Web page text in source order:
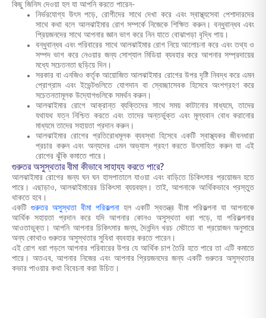
কিছু জিনিস দেওয়া হল যা আপনি করতে পারেন-
নির্ভরযোগ্য উৎস পড়ে, রোগীদের সাথে দেখা করে এবং স্বাস্থ্যসেবা পেশাদারদের
সাথে কথা বলে আলঝাইমার রোগ সম্পর্কে নিজেকে শিক্ষিত করুন। বন্ধুবান্ধব এবং
প্রিয়জনদের সাথে আপনার জ্ঞান ভাগ করে নিন যাতে বোঝাপড়া বৃদ্ধি পায়।
বন্ধুবান্ধব এবং পরিবারের সাথে আলঝাইমার রোগ নিয়ে আলোচনা করে এবং তথ্য ও
সম্পদ ভাগ করে নেওয়ার জন্য সোশ্যাল মিডিয়া ব্যবহার করে আপনার সম্প্রদায়ের
মধ্যে সচেতনতা ছড়িয়ে দিন।
সরকার বা এনজিও কর্তৃক আয়োজিত আলঝাইমার রোগের উপর দৃষ্টি নিবদ্ধ করে এমন
প্রোগ্রাম এবং ইভেন্টগুলিতে যোগদান বা স্বেচ্ছাসেবক হিসেবে অংশগ্রহণ করে
সচেতনতামূলক উদ্যোগগুলিকে সমর্থন করুন।
আলঝাইমার রোগে আক্রান্ত ব্যক্তিদের সাথে সময় কাটানোর মাধ্যমে, তাদের
যথাযথ যত্ন নিশ্চিত করতে এবং তাদের অন্তর্ভুক্ত এবং মূল্যবান বোধ করানোর
মাধ্যমে তাদের সহায়তা প্রদান করুন।
আলঝাইমার রোগের প্রতিরোধমূলক ব্যবস্থা হিসেবে একটি স্বাস্থ্যকর জীবনধারা
প্রচার করুন এবং অন্যদের এমন অভ্যাস গ্রহণ করতে উৎসাহিত করুন যা এই
রোগের ঝুঁকি কমাতে পারে।
গুরুতর অসুস্থতার বীমা কীভাবে সাহায্য করতে পারে?
আলঝাইমার রোগের জন্য ঘন ঘন হাসপাতালে যাওয়া এবং বাড়িতে চিকিৎসার প্রয়োজন হতে
পারে। এছাড়াও, আলঝাইমারের চিকিৎসা ব্যয়বহুল। তাই, আপনাকে আর্থিকভাবে প্রস্তুত
থাকতে হবে।
একটি গুরুতর অসুস্থতা বীমা পরিকল্পনা হল একটি স্বতন্ত্র বীমা পরিকল্পনা যা আপনাকে
আর্থিক সহায়তা প্রদান করে যদি আপনার কোনও অসুস্থতা ধরা পড়ে, যা পরিকল্পনার
আওতাভুক্ত। আপনি আপনার চিকিৎসার জন্য, দৈনন্দিন খরচ মেটাতে বা প্রয়োজন অনুসারে
অন্য কোথাও গুরুতর অসুস্থতার সুবিধা ব্যবহার করতে পারেন।
এই রোগ ধরা পড়লে আপনার পরিবারের উপর যে আর্থিক চাপ তৈরি হতে পারে তা এটি কমাতে
পারে। অতএব, আপনার নিজের এবং আপনার প্রিয়জনদের জন্য একটি গুরুতর অসুস্থতার
কভার পাওয়ার কথা বিবেচনা করা উচিত।